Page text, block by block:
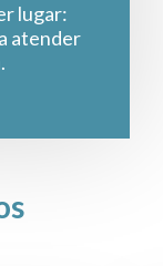
lugar:
atender